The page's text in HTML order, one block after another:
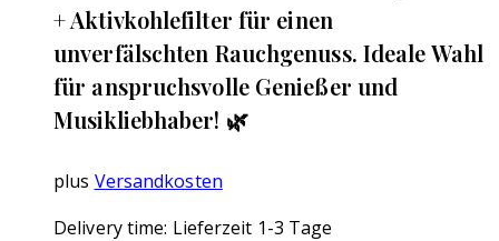
+ Aktivkohlefilter für einen
unverfälschten Rauchgenuss. Ideale Wahl
für anspruchsvolle Genießer und
Musikliebhaber! 🌿
plus Versandkosten
Delivery time: Lieferzeit 1-3 Tage